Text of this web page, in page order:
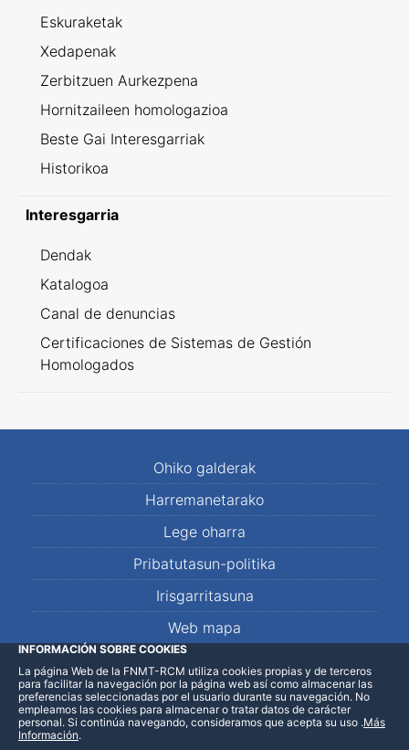
Eskuraketak
Xedapenak
Zerbitzuen Aurkezpena
Hornitzaileen homologazioa
Beste Gai Interesgarriak
Historikoa
Interesgarria
Dendak
Katalogoa
Canal de denuncias
Certificaciones de Sistemas de Gestión
Homologados
Ohiko galderak
Harremanetarako
Lege oharra
Pribatutasun-politika
Irisgarritasuna
Web mapa
LinkedInFacebookWhatsApp
INFORMACIÓN SOBRE COOKIES
La página Web de la FNMT-RCM utiliza cookies propias y de terceros
para facilitar la navegación por la página web así como almacenar las
preferencias seleccionadas por el usuario durante su navegación. No
empleamos las cookies para almacenar o tratar datos de carácter
personal. Si continúa navegando, consideramos que acepta su uso .Más
Información.